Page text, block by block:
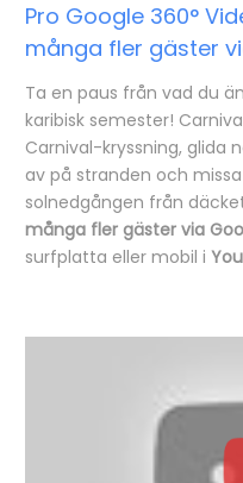
Pro Google 360°
många fler gäster
Ta en paus från vad du
karibisk semester!
Carnival-kryssning, glida
av på stranden och
solnedgången från
många fler gäster via
surfplatta eller mobil i